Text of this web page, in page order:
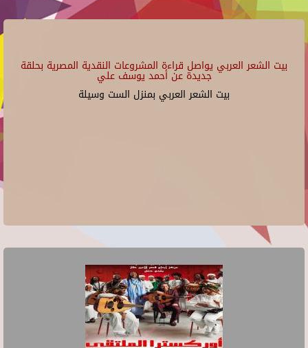
بيت الشعر العربي يواصل قراءة المشروعات النقدية المصرية بحلقة
جديدة عن أحمد يوسف علي
بيت الشعر العربي بمنزل الست وسيلة